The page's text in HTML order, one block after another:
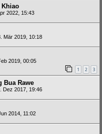
Khiao
2022, 15:43
Mär 2019, 10:18
2019, 00:05
1 2 3
Bua Rawe
Dez 2017, 19:46
2014, 11:02